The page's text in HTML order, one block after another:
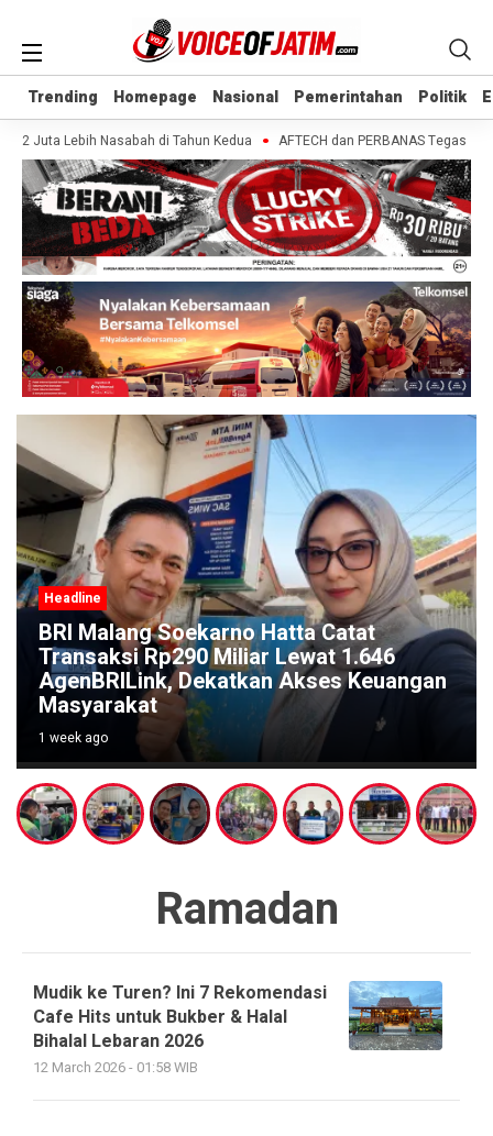
Trending Homepage Nasional Pemerintahan Politik
Trending Homepage Nasional Pemerintahan Politik
Juta Lebih Nasabah di Tahun Kedua AFTECH dan PERBANAS Tegaskan
Headline
BRI Malang Soekarno Hatta Catat
Transaksi Rp290 Miliar Lewat 1.646
AgenBRILink, Dekatkan Akses Keuangan
Masyarakat
1 week ago
Ramadan
Mudik ke Turen? Ini 7 Rekomendasi
Cafe Hits untuk Bukber & Halal
Bihalal Lebaran 2026
12 March 2026 - 01:58 WIB